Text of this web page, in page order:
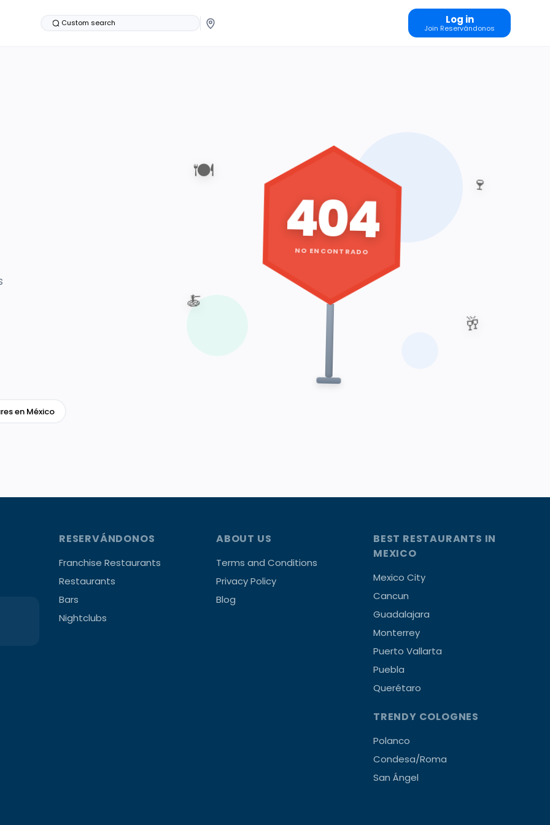
Custom search Log in
Join Reservándonos
en México
🍽️
🍷
🥂
🍝
404
NO ENCONTRADO
RESERVÁNDONOS
Franchise Restaurants
Restaurants
Bars
Nightclubs
ABOUT US
Terms and Conditions
Privacy Policy
Blog
BEST RESTAURANTS IN
MEXICO
Mexico City
Cancun
Guadalajara
Monterrey
Puerto Vallarta
Puebla
Querétaro
TRENDY COLOGNES
Polanco
Condesa/Roma
San Ángel